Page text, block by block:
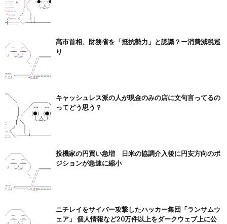
高市首相、財務省を「抵抗勢力」と認識？ー消費減税巡
り
キャッシュレス派の人が現金のみの店に文句言ってるの
ってどう思う？
投機家の円買い急増 日米の協調介入後に円安方向のポ
ジションが急速に縮小
ニチレイをサイバー攻撃したハッカー集団「ランサムウ
ェア」 個人情報など20万件以上をダークウェブ上に公